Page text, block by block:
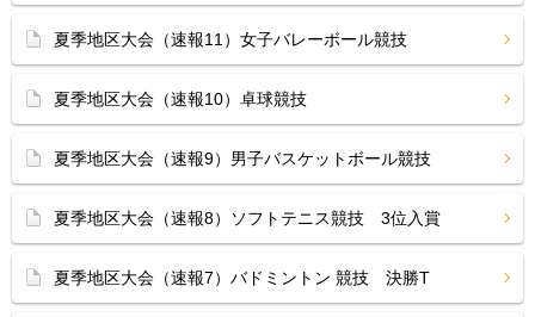
夏季地区大会（速報11）女子バレーボール競技
夏季地区大会（速報10）卓球競技
夏季地区大会（速報9）男子バスケットボール競技
夏季地区大会（速報8）ソフトテニス競技 3位入賞
夏季地区大会（速報7）バドミントン 競技 決勝T